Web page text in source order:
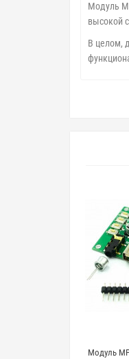
Модуль
высокой
В целом,
Модуль